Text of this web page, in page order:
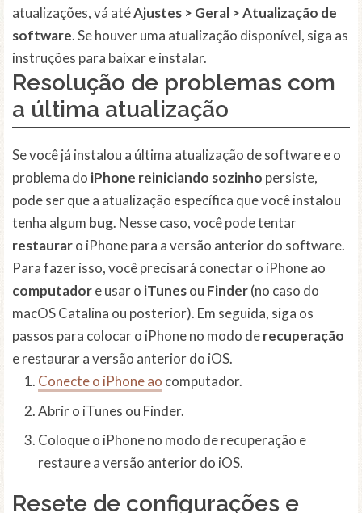
atualizações, vá atéAjustes > Geral > Atualização de
software. Se houver uma atualização disponível, siga as
instruções para baixar e instalar.
Resolução de problemas com
a última atualização
Se você já instalou a última atualização de software e o
problema do iPhone reiniciando sozinho persiste,
pode ser que a atualização específica que você instalou
tenha algum bug. Nesse caso, você pode tentar
restauraro iPhone para a versão anterior do software.
Para fazer isso, você precisará conectar o iPhone ao
computadore usar o iTunesou Finder(no caso do
macOS Catalina ou posterior). Em seguida, siga os
passos para colocar o iPhone no modo derecuperação
e restaurar a versão anterior do iOS.
Conecte o iPhone ao computador.
Abrir o iTunes ou Finder.
Coloque o iPhone no modo de recuperação e
restaure a versão anterior do iOS.
Resete de configurações e